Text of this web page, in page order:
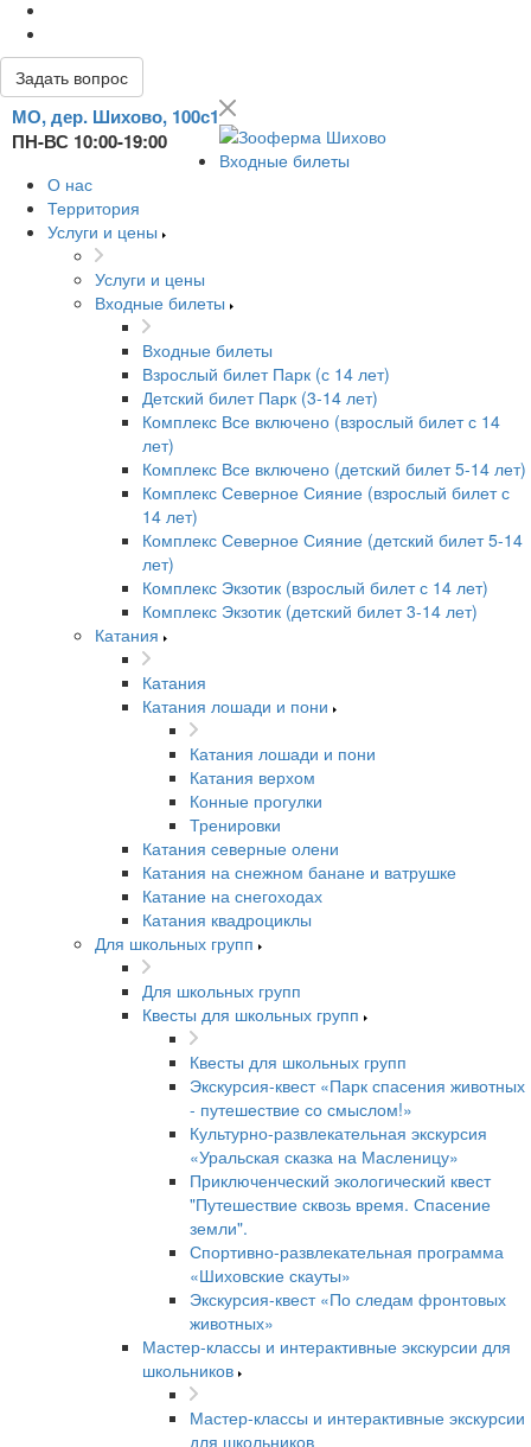
Задать вопрос
МО, дер. Шихово, 100с1
ПН-ВС 10:00-19:00
Входные билеты
О нас
Территория
Услуги и цены
Услуги и цены
Входные билеты
Входные билеты
Взрослый билет Парк (с 14 лет)
Детский билет Парк (3-14 лет)
Комплекс Все включено (взрослый билет с 14
лет)
Комплекс Все включено (детский билет 5-14 лет)
Комплекс Северное Сияние (взрослый билет с
14 лет)
Комплекс Северное Сияние (детский билет 5-14
лет)
Комплекс Экзотик (взрослый билет с 14 лет)
Комплекс Экзотик (детский билет 3-14 лет)
Катания
Катания
Катания лошади и пони
Катания лошади и пони
Катания верхом
Конные прогулки
Тренировки
Катания северные олени
Катания на снежном банане и ватрушке
Катание на снегоходах
Катания квадроциклы
Для школьных групп
Для школьных групп
Квесты для школьных групп
Квесты для школьных групп
Экскурсия-квест «Парк спасения животных
- путешествие со смыслом!»
Культурно-развлекательная экскурсия
«Уральская сказка на Масленицу»
Приключенческий экологический квест
"Путешествие сквозь время. Спасение
земли".
Спортивно-развлекательная программа
«Шиховские скауты»
Экскурсия-квест «По следам фронтовых
животных»
Мастер-классы и интерактивные экскурсии для
школьников
Мастер-классы и интерактивные экскурсии
для школьников